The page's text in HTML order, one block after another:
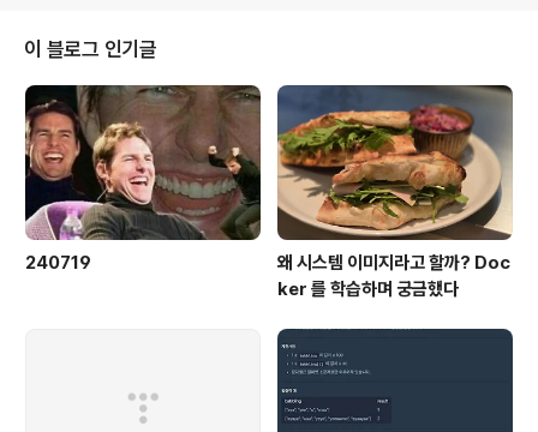
mplementation테스트 코드를 수핼할 때 적용할 라이브러리를 추가할 때 사
용라이브러리나 빌트인 DB를 테스..
이 블로그 인기글
240719
왜 시스템 이미지라고 할까? Doc
ker 를 학습하며 궁금했다